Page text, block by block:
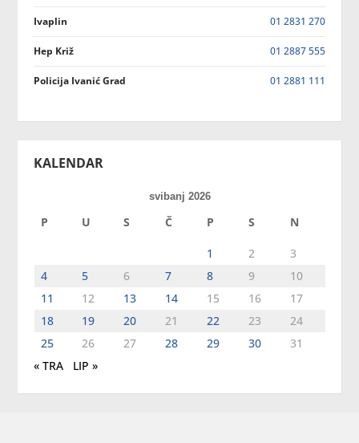
Ivaplin 01 2831 270
Hep Križ 01 2887 555
Policija Ivanić Grad 01 2881 111
KALENDAR
svibanj 2026
P U S Č P S N
1 2
3
4
5 6 7 8 9
10
11
12 13 14 15 16
17
18
19 20 21 22 23
24
25
26 27 28 29 30
31
« TRA
LIP »